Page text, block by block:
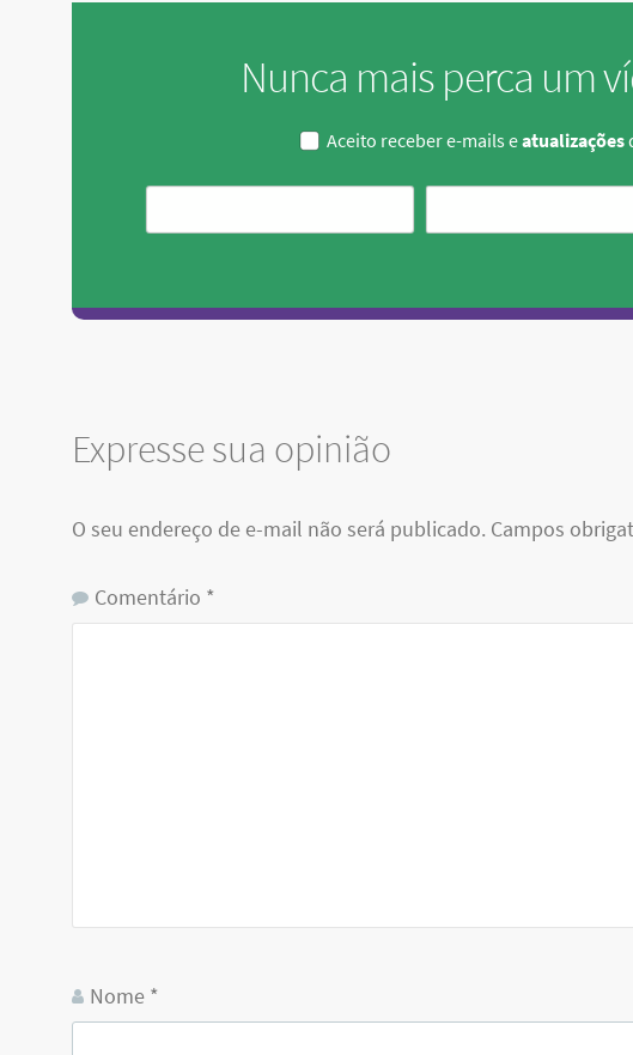
Nunca mais perca um
Aceito receber e-mails eatualizações
Expresse sua opinião
O seu endereço de e-mail não será publicado. Campos
Comentário *
Nome *